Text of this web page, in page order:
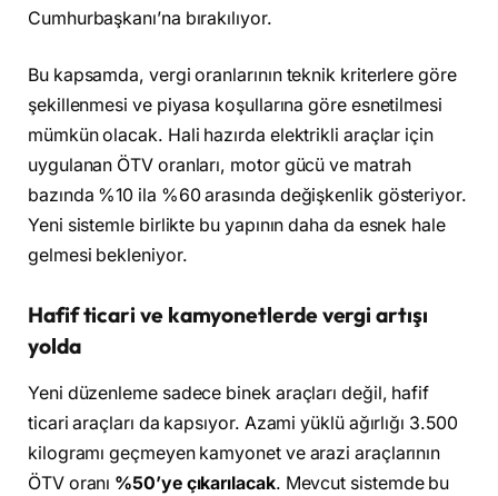
Cumhurbaşkanı’na bırakılıyor.
Bu kapsamda, vergi oranlarının teknik kriterlere göre
şekillenmesi ve piyasa koşullarına göre esnetilmesi
mümkün olacak. Hali hazırda elektrikli araçlar için
uygulanan ÖTV oranları, motor gücü ve matrah
bazında %10 ila %60 arasında değişkenlik gösteriyor.
Yeni sistemle birlikte bu yapının daha da esnek hale
gelmesi bekleniyor.
Hafif ticari ve kamyonetlerde vergi artışı
yolda
Yeni düzenleme sadece binek araçları değil, hafif
ticari araçları da kapsıyor. Azami yüklü ağırlığı 3.500
kilogramı geçmeyen kamyonet ve arazi araçlarının
ÖTV oranı %50’ye çıkarılacak. Mevcut sistemde bu